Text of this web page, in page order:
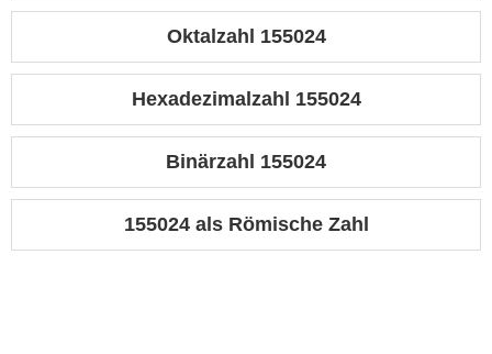
Oktalzahl 155024
Hexadezimalzahl 155024
Binärzahl 155024
155024 als Römische Zahl